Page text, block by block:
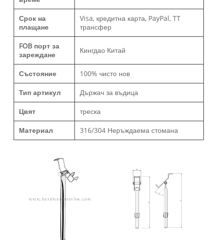
Срок на
плащане
Visa, кредитна карта, PayPal, TT
трансфер
FOB порт за
зареждане
Кингдао Китай
Състояние 100% чисто нов
Тип артикул Държач за въдица
Цвят треска
Материал 316/304 Неръждаема стомана